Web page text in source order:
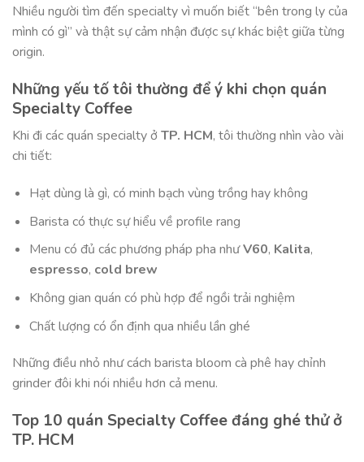
Nhiều người tìm đến specialty vì muốn biết “bên trong ly của
mình có gì” và thật sự cảm nhận được sự khác biệt giữa từng
origin.
Những yếu tố tôi thường để ý khi chọn quán
Specialty Coffee
Khi đi các quán specialty ở TP. HCM, tôi thường nhìn vào vài
chi tiết:
Hạt dùng là gì, có minh bạch vùng trồng hay không
Barista có thực sự hiểu về profile rang
Menu có đủ các phương pháp pha nhưV60, Kalita,
espresso, cold brew
Không gian quán có phù hợp để ngồi trải nghiệm
Chất lượng có ổn định qua nhiều lần ghé
Những điều nhỏ như cách barista bloom cà phê hay chỉnh
grinder đôi khi nói nhiều hơn cả menu.
Top 10 quán Specialty Coffee đáng ghé thử ở
TP. HCM